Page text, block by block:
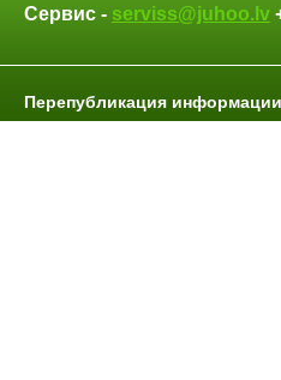
Сервис - serviss@juhoo.lv
Перепубликация